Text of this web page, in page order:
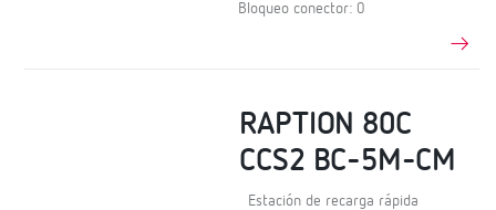
Bloqueo conector: 0
RAPTION 80C
CCS2 BC-5M-CM
Estación de recarga rápida